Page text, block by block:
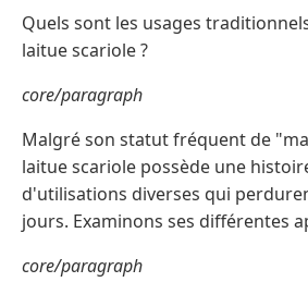
Quels sont les usages
laitue scariole ?
core/paragraph
Malgré son statut fréquent de
laitue scariole possède une
d'utilisations diverses qui
jours. Examinons ses différentes
core/paragraph